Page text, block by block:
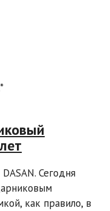
Сегодня
как правило, в